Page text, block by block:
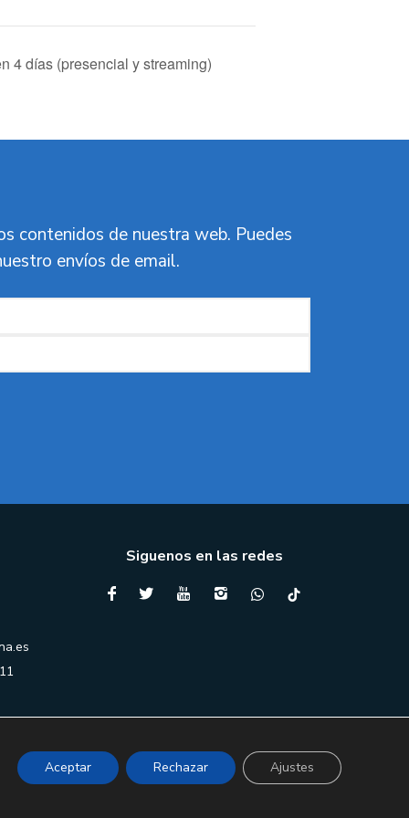
4 días (presencial y streaming)
contenidos de nuestra web. Puedes
envíos de email.
Siguenos en las redes
Aceptar Rechazar Ajustes